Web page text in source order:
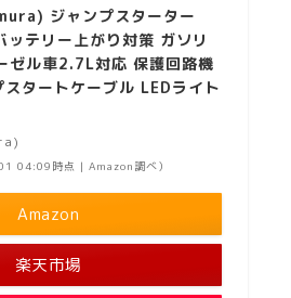
ジャンプスターター
テリー上がり対策 ガソリ
ゼル車2.7L対応 保護回路機
タートケーブル LEDライト
04:09時点 | Amazon調べ）
Amazon
楽天市場